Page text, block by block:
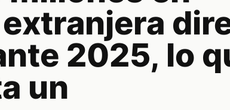
2025, lo
un